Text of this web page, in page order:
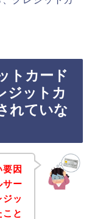
トカード
ジットカ
れていな
因
サー
ッ
と